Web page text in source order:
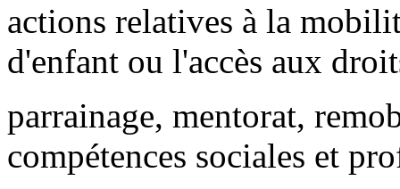
actions relatives à la
d'enfant ou l'accès aux
parrainage, mentorat,
compétences sociales et